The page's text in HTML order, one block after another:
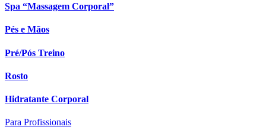
Spa “Massagem Corporal”
Pés e Mãos
Pré/Pós Treino
Rosto
Hidratante Corporal
Para Profissionais